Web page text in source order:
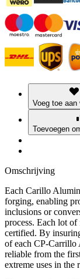
Voeg toe aan
Toevoegen
Omschrijving
Each Carillo
forging, enabling
inclusions or
process. Each lot
certified. By
of each CP-Carrillo
reliable from the
extreme uses in the